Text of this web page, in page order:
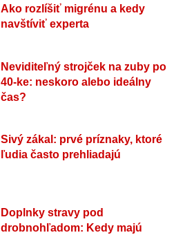
Ako rozlíšiť migrénu a kedy
navštíviť experta
Neviditeľný strojček na zuby po
40-ke: neskoro alebo ideálny
čas?
Sivý zákal: prvé príznaky, ktoré
ľudia často prehliadajú
Doplnky stravy pod
drobnohľadom: Kedy majú